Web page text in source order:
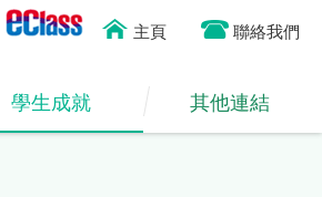
主頁 聯絡我們
學生成就 其他連結